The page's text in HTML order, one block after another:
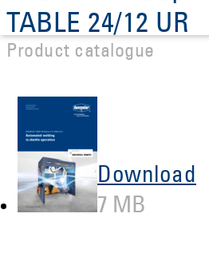
TABLE 24/12 UR
Product catalogue
Download
7 MB